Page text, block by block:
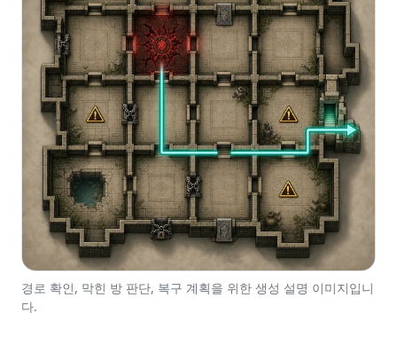
경로 확인, 막힌 방 판단, 복구 계획을 위한 생성 설명 이미지입니
다.